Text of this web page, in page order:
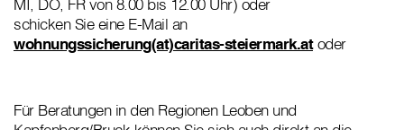
MI, DO, FR von 8.00 bis 12.00 Uhr) oder
schicken Sie eine E-Mail an
wohnungssicherung(at)caritas-steiermark.atoder
Für Beratungen in den Regionen Leoben und